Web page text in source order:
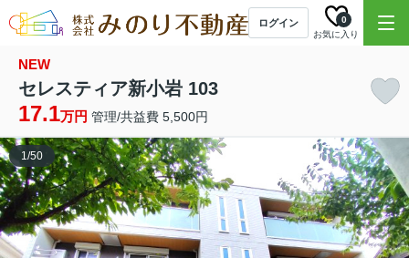
ログイン
お気に入り
0
NEW
セレスティア新小岩 103
17.1万円 管理/共益費 5,500円
1/50